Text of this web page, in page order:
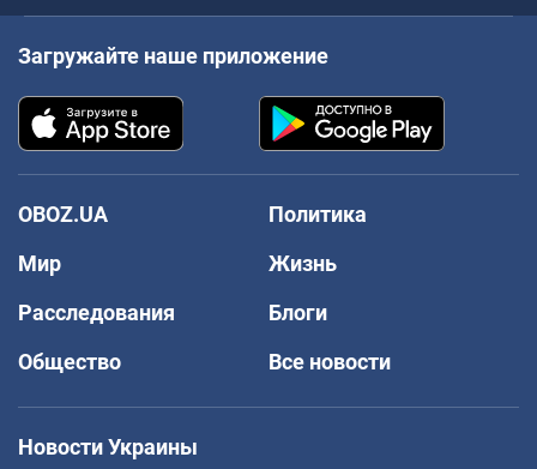
Загружайте наше приложение
OBOZ.UA
Политика
Мир
Жизнь
Расследования
Блоги
Общество
Все новости
Новости Украины